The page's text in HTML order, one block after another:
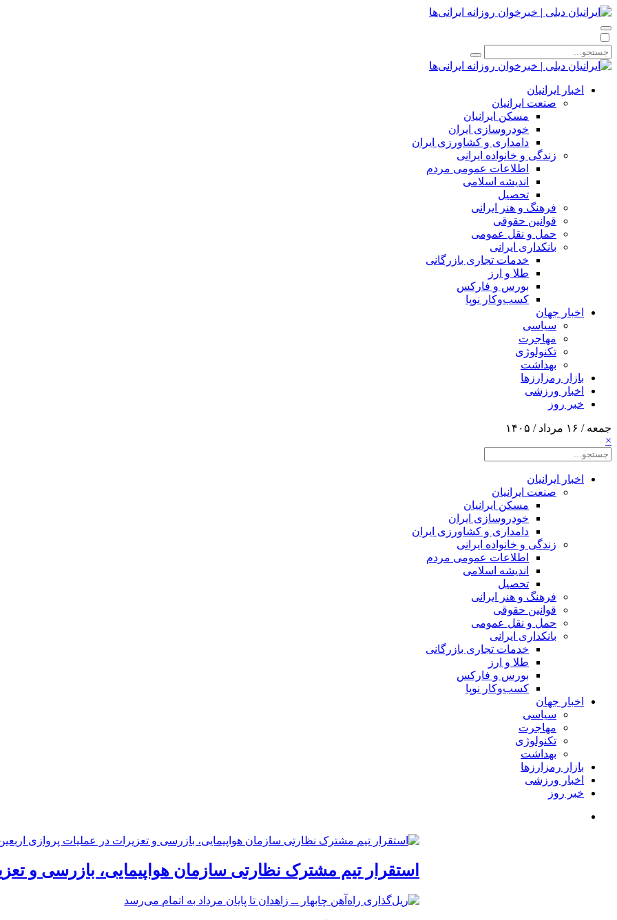
اخبار ایرانیان
صنعت ایرانیان
مسکن ایرانیان
خودروسازی ایران
دامداری و کشاورزی ایران
زندگی و خانواده ایرانی
اطلاعات عمومی مردم
اندیشه اسلامی
تحصیل
فرهنگ و هنر ایرانی
قوانین حقوقی
حمل و نقل عمومی
بانکداری ایرانی
خدمات تجاری بازرگانی
طلا و ارز
بورس و فارکس
کسب‌وکار نوپا
اخبار جهان
سیاسی
مهاجرت
تکنولوژی
بهداشت
بازار رمزارزها
اخبار ورزشی
خبر روز
جمعه / ۱۶ مرداد / ۱۴۰۵
×
اخبار ایرانیان
صنعت ایرانیان
مسکن ایرانیان
خودروسازی ایران
دامداری و کشاورزی ایران
زندگی و خانواده ایرانی
اطلاعات عمومی مردم
اندیشه اسلامی
تحصیل
فرهنگ و هنر ایرانی
قوانین حقوقی
حمل و نقل عمومی
بانکداری ایرانی
خدمات تجاری بازرگانی
طلا و ارز
بورس و فارکس
کسب‌وکار نوپا
اخبار جهان
سیاسی
مهاجرت
تکنولوژی
بهداشت
بازار رمزارزها
اخبار ورزشی
خبر روز
استقرار تیم مشترک نظارتی سازمان هواپیمایی، بازرسی و